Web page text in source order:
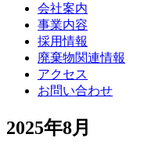
会社案内
事業内容
採用情報
廃棄物関連情報
アクセス
お問い合わせ
2025年8月